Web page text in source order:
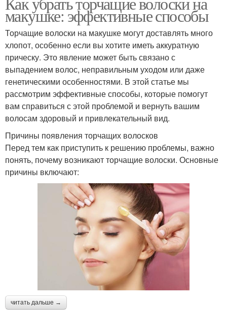
макушке: эффективные способы
Торчащие волоски на макушке могут доставлять много
хлопот, особенно если вы хотите иметь аккуратную
прическу. Это явление может быть связано с
выпадением волос, неправильным уходом или даже
генетическими особенностями. В этой статье мы
рассмотрим эффективные способы, которые помогут
вам справиться с этой проблемой и вернуть вашим
волосам здоровый и привлекательный вид.
Причины появления торчащих волосков
Перед тем как приступить к решению проблемы, важно
понять, почему возникают торчащие волоски. Основные
причины включают:
читать дальше →